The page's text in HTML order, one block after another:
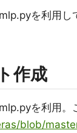
を利用
作成
を利用。
blob/